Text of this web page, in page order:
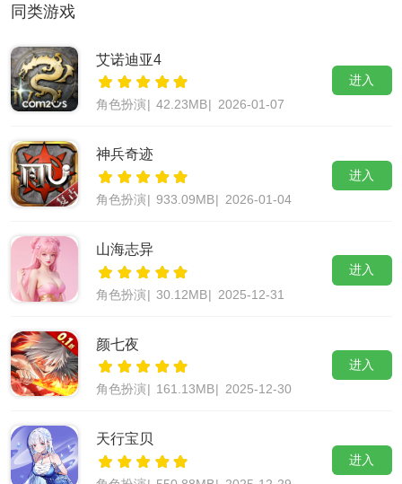
同类游戏
艾诺迪亚4
角色扮演 42.23MB 2026-01-07
进入
神兵奇迹
角色扮演 933.09MB 2026-01-04
进入
山海志异
角色扮演| 30.12MB| 2025-12-31
进入
颜七夜
角色扮演 161.13MB 2025-12-30
进入
天行宝贝
进入